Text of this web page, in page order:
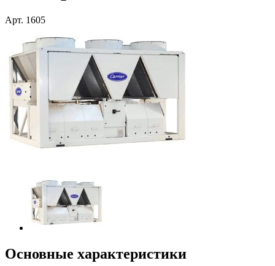
Арт. 1605
Основные характеристики